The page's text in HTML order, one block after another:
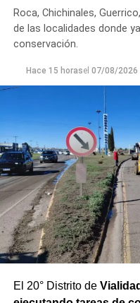
Los equipos técnicos de
un seguimiento
con las condiciones que
Roca, Chichinales,
de las localidades donde
conservación.
Hace 15 horasel 07/08/2026
El 20° Distrito de